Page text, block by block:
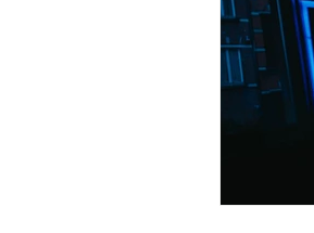
Financiën